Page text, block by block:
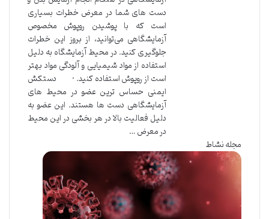
دست های شما در معرض خطرات بسیاری
است که با پوشیدن روپوش مخصوص
آزمایشگاهی می‌توانید، از بروز این خطرات
جلوگیری کنید. در محیط آزمایشگاه به دلیل
استفاده از مواد شیمیایی و آلودگی مواد بهتر
است از روپوش استفاده کنید. · دستکش
ایمنی حساس ترین عضو در محیط های
آزمایشگاهی دست ها هستند. این عضو به
دلیل فعالیت بالا در هر بخشی در این محیط
در معرض …
مجله نشاط